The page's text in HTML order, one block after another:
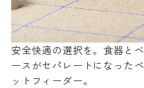
安全快適の選択を。食器とベ
ースがセパレートになったペ
ットフィーダー。